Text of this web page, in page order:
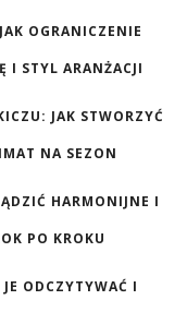
OGRANICZENIE
I STYL ARANŻACJI
JAK STWORZYĆ
NA SEZON
HARMONIJNE I
PO KROKU
ODCZYTYWAĆ I